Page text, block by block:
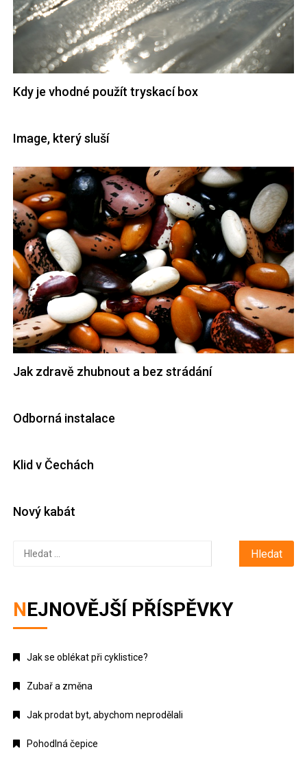
Kdy je vhodné použít tryskací box
Image, který sluší
Jak zdravě zhubnout a bez strádání
Odborná instalace
Klid v Čechách
Nový kabát
Vyhledávání
NEJNOVĚJŠÍ PŘÍSPĚVKY
Jak se oblékat při cyklistice?
Zubař a změna
Jak prodat byt, abychom neprodělali
Pohodlná čepice